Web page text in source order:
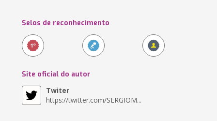
Selos de reconhecimento
Site oficial do autor
Twiter
https://twitter.com/SERGIOM...